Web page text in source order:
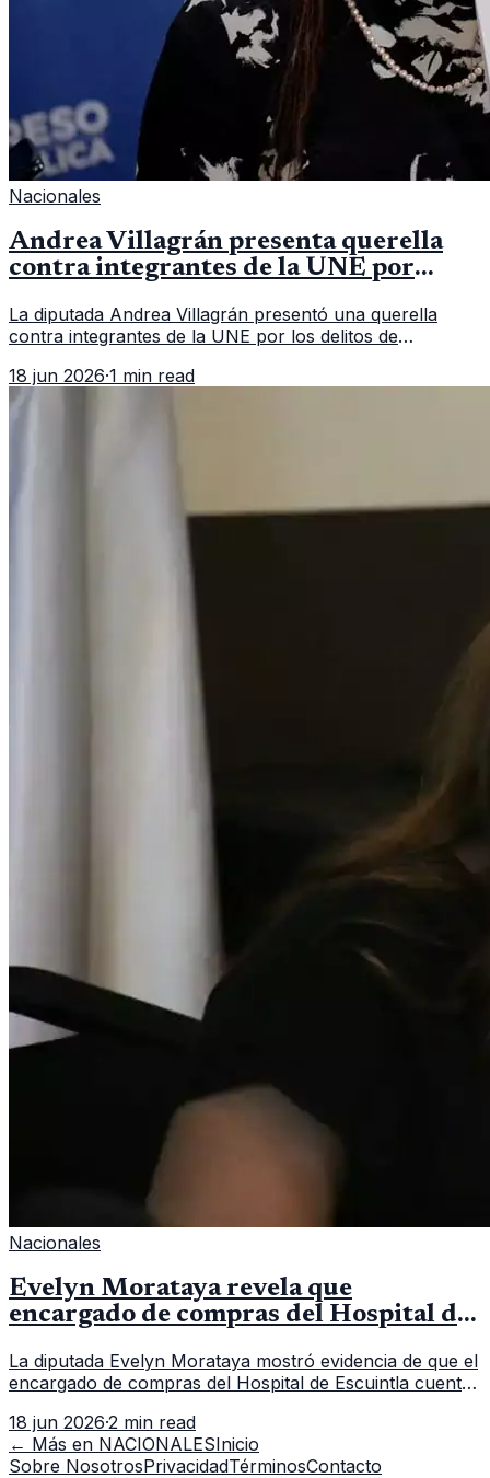
Nacionales
Andrea Villagrán presenta querella
contra integrantes de la UNE por
La diputada Andrea Villagrán presentó una querella
contra integrantes de la UNE por los delitos de
18 jun 2026·1 min read
Nacionales
Evelyn Morataya revela que
encargado de compras del Hospital de
La diputada Evelyn Morataya mostró evidencia de que el
encargado de compras del Hospital de Escuintla cuenta
capacitación en la capital.
18 jun 2026·2 min read
← Más en NACIONALESInicio
Sobre NosotrosPrivacidadTérminosContacto